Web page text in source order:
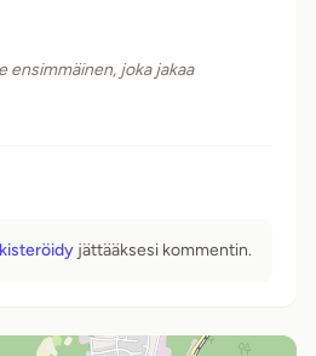
ensimmäinen, joka jakaa
jättääksesi kommentin.